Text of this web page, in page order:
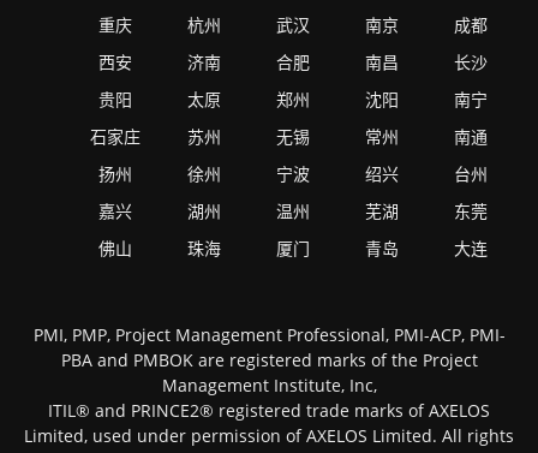
重庆
杭州 武汉 南京
成都
西安
济南 合肥 南昌
长沙
贵阳
太原 郑州 沈阳
南宁
石家庄
苏州 无锡 常州
南通
扬州
徐州 宁波 绍兴
台州
嘉兴
湖州 温州 芜湖
东莞
佛山
珠海 厦门 青岛 大连
PMI, PMP, Project Management Professional, PMI-ACP, PMI-
PBA and PMBOK are registered marks of the Project
Management Institute, Inc,
ITIL® and PRINCE2® registered trade marks of AXELOS
Limited, used under permission of AXELOS Limited. All rights